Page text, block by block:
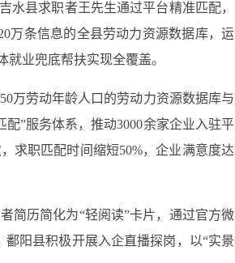
水县求职者王先生通过平台精准匹配，
万条信息的全县劳动力资源数据库，运
业兜底帮扶实现全覆盖。
万劳动年龄人口的劳动力资源数据库与
”服务体系，推动3000余家企业入驻平
求职匹配时间缩短50%，企业满意度达
简历简化为“轻阅读”卡片，通过官方微
阳县积极开展入企直播探岗，以“实景